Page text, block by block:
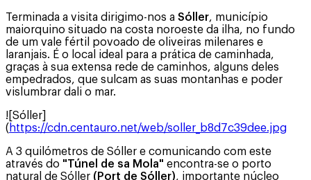
Terminada a visita dirigimo-nos a Sóller, município
maiorquino situado na costa noroeste da ilha, no fundo
de um vale fértil povoado de oliveiras milenares e
laranjais. É o local ideal para a prática de caminhada,
graças à sua extensa rede de caminhos, alguns deles
empedrados, que sulcam as suas montanhas e poder
vislumbrar dali o mar.
![Sóller]
( https://cdn.centauro.net/web/soller_b8d7c39dee.jpg
A 3 quilómetros de Sóller e comunicando com este
através do "Túnel de sa Mola" encontra-se o porto
natural de Sóller (Port de Sóller), importante núcleo